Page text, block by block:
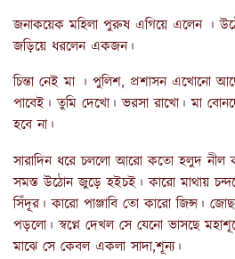
জনাকয়েক মহিলা পুরুষ এগিয়ে এলেন ।
জড়িয়ে ধরলেন একজন।
চিন্তা নেই মা । পুলিশ, প্রশাসন এখোনো
পাবেই। তুমি দেখো। ভরসা রাখো। মা
হবে না।
সারাদিন ধরে চললো আরো কতো হলুদ নীল
সমস্ত উঠোন জুড়ে হইচই। কারো মাথায়
সিঁদূর। কারো পাঞ্জাবি তো কারো জিন্স।
পড়লো। স্বপ্নে দেখল সে যেনো ভাসছে
মাঝে সে কেবল একলা সাদা,শূন্য।